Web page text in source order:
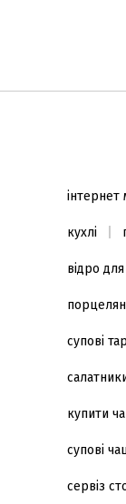
інтернет
кухлі
відро
супові
купити
супові
сервіз